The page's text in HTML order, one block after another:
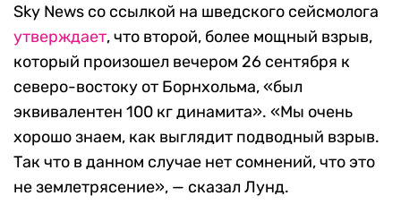
Sky News со ссылкой на шведского сейсмолога
утверждает, что второй, более мощный взрыв,
который произошел вечером 26 сентября к
северо-востоку от Борнхольма, «был
эквивалентен 100 кг динамита». «Мы очень
хорошо знаем, как выглядит подводный взрыв.
Так что в данном случае нет сомнений, что это
не землетрясение», — сказал Лунд.